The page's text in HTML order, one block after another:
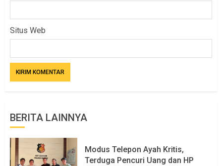
Situs Web
BERITA LAINNYA
Modus Telepon Ayah Kritis,
Terduga Pencuri Uang dan HP